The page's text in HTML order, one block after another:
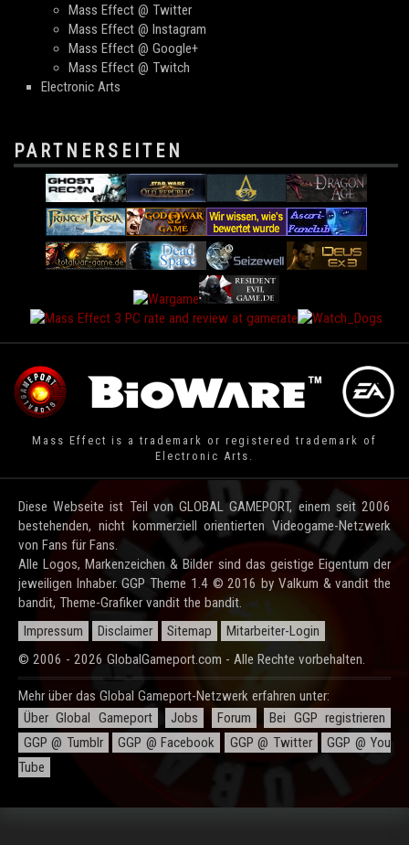
Mass Effect @ Twitter
Mass Effect @ Instagram
Mass Effect @ Google+
Mass Effect @ Twitch
Electronic Arts
PARTNERSEITEN
Mass Effect is a trademark or registered trademark of
Electronic Arts.
Diese Webseite ist Teil von GLOBAL GAMEPORT, einem seit 2006
bestehenden, nicht kommerziell orientierten Videogame-Netzwerk
von Fans für Fans.
Alle Logos, Markenzeichen & Bilder sind das geistige Eigentum der
jeweiligen Inhaber. GGP Theme 1.4 © 2016 by Valkum & vandit the
bandit, Theme-Grafiker vandit the bandit.
Impressum
Disclaimer Sitemap
Mitarbeiter-Login
© 2006 - 2026 GlobalGameport.com - Alle Rechte vorbehalten.
Mehr über das Global Gameport-Netzwerk erfahren unter:
Über Global Gameport
Jobs Forum
Bei GGP registrieren
GGP @ Tumblr
GGP @ Facebook GGP @ Twitter
GGP @ You
Tube